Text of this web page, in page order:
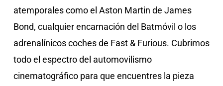
atemporales como el Aston Martin de James
Bond, cualquier encarnación del Batmóvil o los
adrenalínicos coches de Fast & Furious. Cubrimos
todo el espectro del automovilismo
cinematográfico para que encuentres la pieza